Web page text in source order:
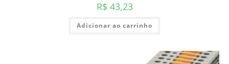
R$ 43,23
Adicionar ao carrinho